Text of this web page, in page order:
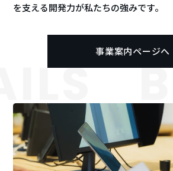
を支える開発力が私たちの強みです。
事業案内ページへ